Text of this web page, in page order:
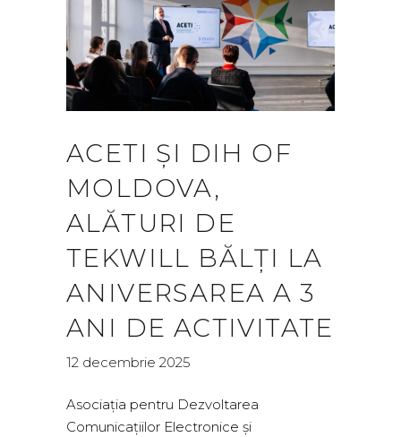
ACETI ȘI DIH OF
MOLDOVA,
ALĂTURI DE
TEKWILL BĂLȚI LA
ANIVERSAREA A 3
ANI DE ACTIVITATE
12 decembrie 2025
Asociația pentru Dezvoltarea
Comunicațiilor Electronice și